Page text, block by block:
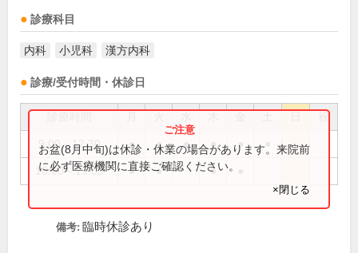
診療科目
内科 小児科 漢方内科
診療/受付時間・休診日
祝
9:00～12:30 ● ● ● ● ●
16:00～19:00 ● ● ●
お盆(8月中旬)は休診・休業の場合があります。来院前
に必ず医療機関に直接ご確認ください。
×閉じる
備考: 臨時休診あり